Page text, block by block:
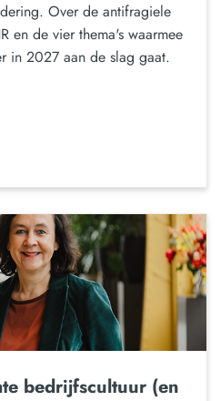
Over de antifragiele
en de vier thema's waarmee
in 2027 aan de slag gaat.
bedrijfscultuur (en